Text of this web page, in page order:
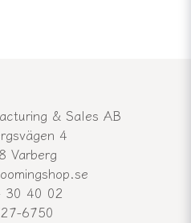
& Sales AB
4
Varberg
30 40 02
6750